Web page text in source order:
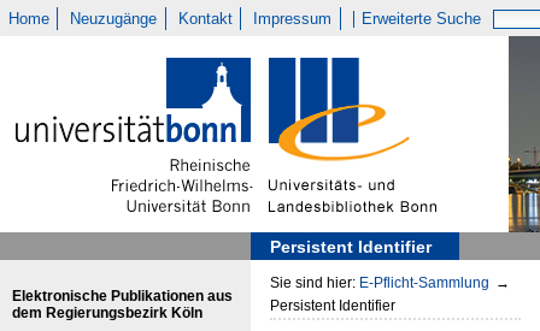
Home Neuzugänge Kontakt Impressum Erweiterte Suche
Persistent Identifier
Elektronische Publikationen aus
dem Regierungsbezirk Köln
Sie sind hier: E-Pflicht-Sammlung →
Persistent Identifier